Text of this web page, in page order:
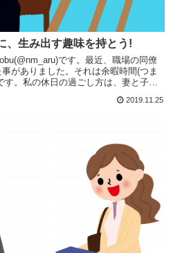
、生み出す趣味を持とう!
です。最近、職場の同僚
がありました。それは余暇時間(つま
す。私の休日の過ごし方は、妻と子供
2019.11.25